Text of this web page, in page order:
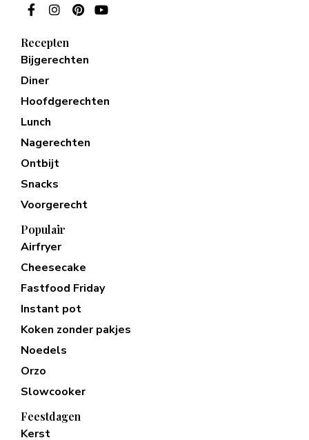
Recepten
Bijgerechten
Diner
Hoofdgerechten
Lunch
Nagerechten
Ontbijt
Snacks
Voorgerecht
Populair
Airfryer
Cheesecake
Fastfood Friday
Instant pot
Koken zonder pakjes
Noedels
Orzo
Slowcooker
Feestdagen
Kerst